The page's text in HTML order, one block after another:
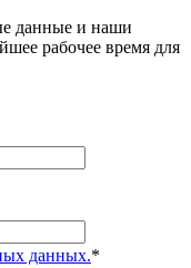
данные и наши
рабочее время для
данных.*